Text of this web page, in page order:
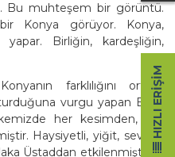
Bu muhteşem bir görüntü.
Konya görüyor. Konya,
Birliğin, kardeşliğin,
farklılığını ortaya
vurgu yapan Beşir
her kesimden, her
Haysiyetli, yiğit, seviyeli
Üstaddan etkilenmiştir. O
HIZLI ERIŞIM